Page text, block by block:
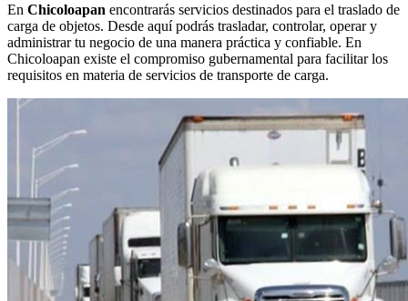
En Chicoloapan encontrarás servicios destinados para el traslado de
carga de objetos. Desde aquí podrás trasladar, controlar, operar y
administrar tu negocio de una manera práctica y confiable. En
Chicoloapan existe el compromiso gubernamental para facilitar los
requisitos en materia de servicios de transporte de carga.